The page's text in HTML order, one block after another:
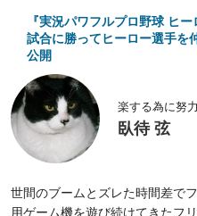
『実況パワフルプロ野球 ヒ
試合に勝ってヒーロー選手
公開
楽する為に努
臥待 弦
世間のブームとズレた時間差で
用ゲーム機を遊び続けてきたフ